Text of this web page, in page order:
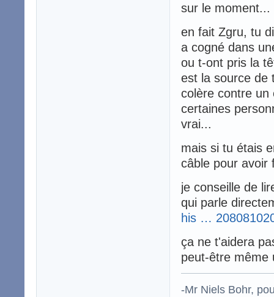
sur le moment...
en fait Zgru, tu
a cogné dans
ou t-ont pris la
est la source de
colère contre un
certaines
vrai...
mais si tu étais
câble pour avoir
je conseille de
qui parle
his …
ça ne t'aidera
peut-être même
-Mr Niels Bohr,